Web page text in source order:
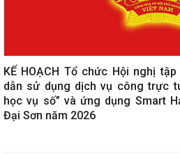
KẾ HOẠCH Tổ chức Hội nghị
dẫn sử dụng dịch vụ công trực
học vụ số” và ứng dụng Smart
Đại Sơn năm 2026